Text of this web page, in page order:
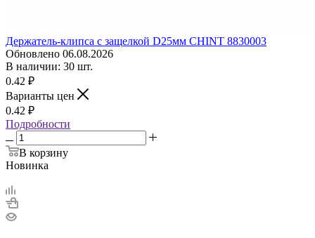
Держатель-клипса с защелкой D25мм CHINT 8830003
Обновлено 06.08.2026
В наличии: 30 шт.
0.42 ₽
Варианты цен
0.42 ₽
Подробности
В корзину
Новинка